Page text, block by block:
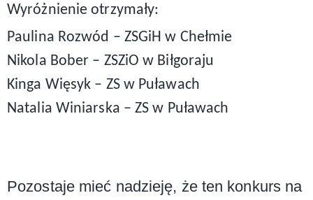
Wyróżnienie otrzymały:
Paulina Rozwód – ZSGiH w Chełmie
Nikola Bober – ZSZiO w Biłgoraju
Kinga Więsyk – ZS w Puławach
Natalia Winiarska – ZS w Puławach
Pozostaje mieć nadzieję, że ten konkurs na